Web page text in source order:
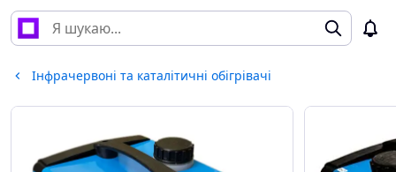
Інфрачервоні та каталітичні обігрівачі